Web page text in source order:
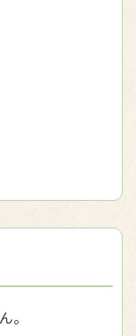
。